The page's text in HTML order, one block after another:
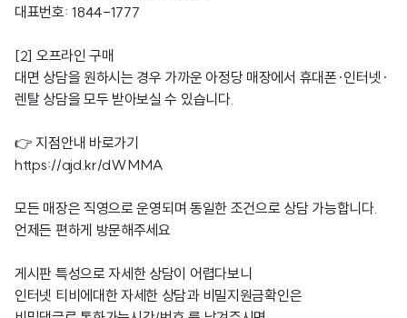
대표번호: 1844-1777
[2] 오프라인 구매
대면 상담을 원하시는 경우 가까운 아정당 매장에서 휴대폰·인터넷·
렌탈 상담을 모두 받아보실 수 있습니다.
👉 지점안내 바로가기
https://ajd.kr/dWMMA
모든 매장은 직영으로 운영되며 동일한 조건으로 상담 가능합니다.
언제든 편하게 방문해주세요
게시판 특성으로 자세한 상담이 어렵다보니
인터넷 티비에대한 자세한 상담과 비밀지원금확인은